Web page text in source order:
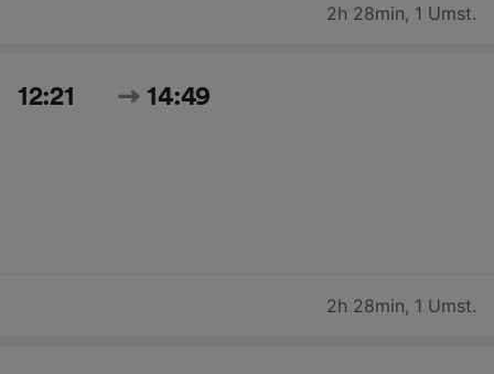
2h 28min, 1 Umst.
12:21 14:49
2h 28min, 1 Umst.